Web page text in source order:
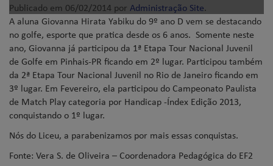
Publicado em 06/02/2014 por Administração Site.
A aluna Giovanna Hirata Yabiku do 9º ano D vem se destacando
no golfe, esporte que pratica desde os 6 anos. Somente neste
ano, Giovanna já participou da 1ª Etapa Tour Nacional Juvenil
de Golfe em Pinhais-PR ficando em 2º lugar. Participou também
da 2ª Etapa Tour Nacional Juvenil no Rio de Janeiro ficando em
3º lugar. Em Fevereiro, ela participou do Campeonato Paulista
de Match Play categoria por Handicap -Índex Edição 2013,
conquistando o 1º lugar.
Nós do Liceu, a parabenizamos por mais essas conquistas.
Fonte: Vera S. de Oliveira – Coordenadora Pedagógica do EF2